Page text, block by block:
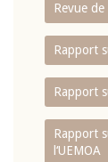
Revue de
Rapport
Rapport
Rapport
l‘UEMOA